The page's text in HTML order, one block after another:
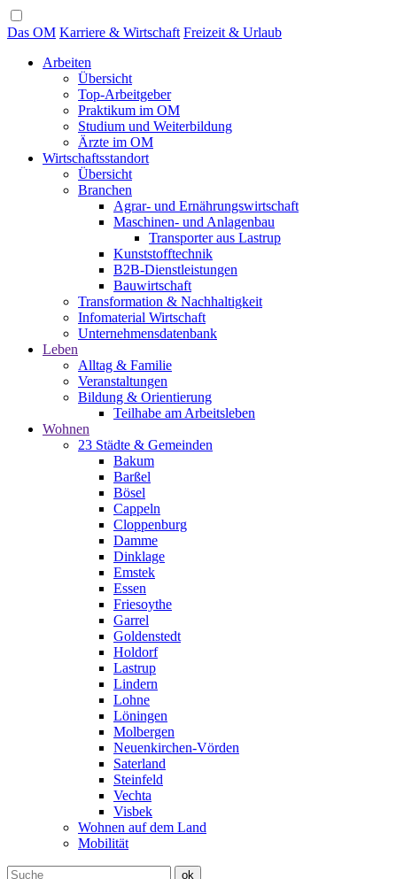
Das OM Karriere & Wirtschaft Freizeit & Urlaub
Arbeiten
Übersicht
Top-Arbeitgeber
Praktikum im OM
Studium und Weiterbildung
Ärzte im OM
Wirtschaftsstandort
Übersicht
Branchen
Agrar- und Ernährungswirtschaft
Maschinen- und Anlagenbau
Transporter aus Lastrup
Kunststofftechnik
B2B-Dienstleistungen
Bauwirtschaft
Transformation & Nachhaltigkeit
Infomaterial Wirtschaft
Unternehmensdatenbank
Leben
Alltag & Familie
Veranstaltungen
Bildung & Orientierung
Teilhabe am Arbeitsleben
Wohnen
23 Städte & Gemeinden
Bakum
Barßel
Bösel
Cappeln
Cloppenburg
Damme
Dinklage
Emstek
Essen
Friesoythe
Garrel
Goldenstedt
Holdorf
Lastrup
Lindern
Lohne
Löningen
Molbergen
Neuenkirchen-Vörden
Saterland
Steinfeld
Vechta
Visbek
Wohnen auf dem Land
Mobilität